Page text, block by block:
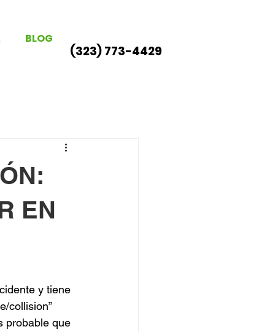
BLOG
(323) 773-4429
EN
y tiene
collision”
probable que